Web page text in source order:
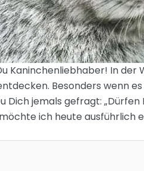
Kaninchenliebhaber! In der
Besonders wenn
Dich jemals gefragt: „Dürfen
ich heute ausführlich